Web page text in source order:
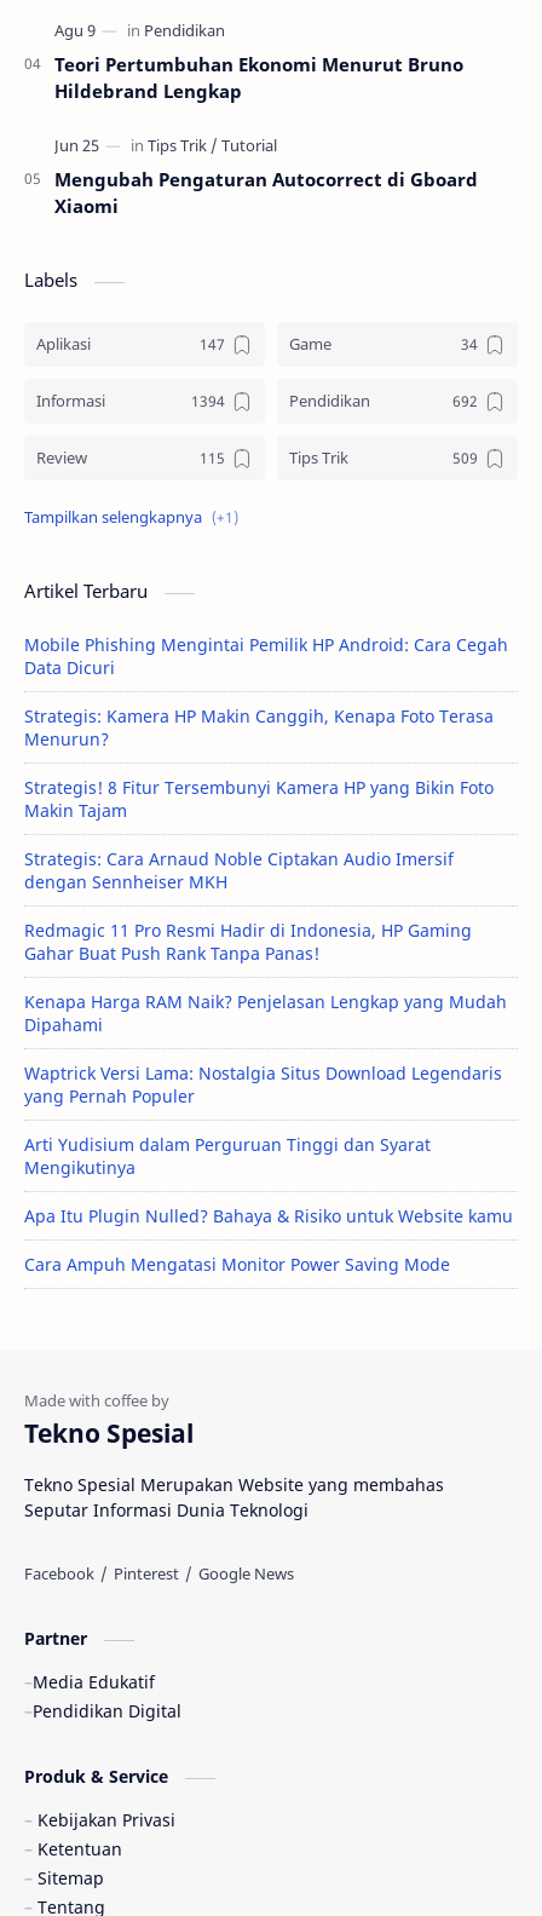
Teori Pertumbuhan Ekonomi Menurut Bruno
Hildebrand Lengkap
Mengubah Pengaturan Autocorrect di Gboard
Xiaomi
Labels
Aplikasi Game
Informasi Pendidikan
Review Tips Trik
Tutorial
Artikel Terbaru
Mobile Phishing Mengintai Pemilik HP Android: Cara Cegah
Data Dicuri
Strategis: Kamera HP Makin Canggih, Kenapa Foto Terasa
Menurun?
Strategis! 8 Fitur Tersembunyi Kamera HP yang Bikin Foto
Makin Tajam
Strategis: Cara Arnaud Noble Ciptakan Audio Imersif
dengan Sennheiser MKH
Redmagic 11 Pro Resmi Hadir di Indonesia, HP Gaming
Gahar Buat Push Rank Tanpa Panas!
Kenapa Harga RAM Naik? Penjelasan Lengkap yang Mudah
Dipahami
Waptrick Versi Lama: Nostalgia Situs Download Legendaris
yang Pernah Populer
Arti Yudisium dalam Perguruan Tinggi dan Syarat
Mengikutinya
Apa Itu Plugin Nulled? Bahaya & Risiko untuk Website kamu
Cara Ampuh Mengatasi Monitor Power Saving Mode
Tekno Spesial
Tekno Spesial Merupakan Website yang membahas
Seputar Informasi Dunia Teknologi
Partner
Media Edukatif
Pendidikan Digital
Produk & Service
Kebijakan Privasi
Ketentuan
Sitemap
Tentang